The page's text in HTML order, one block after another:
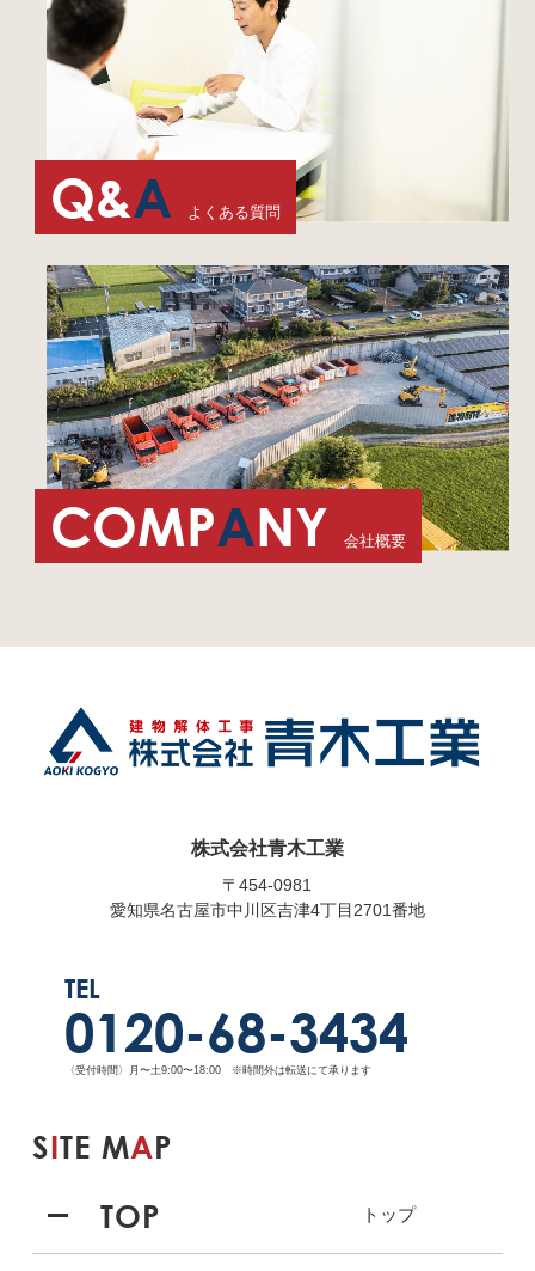
Q&A よくある質問
COMPANY 会社概要
株式会社青木工業
〒454-0981
愛知県名古屋市中川区吉津4丁目2701番地
TEL
0120-68-3434
〈受付時間〉月〜土9:00〜18:00 ※時間外は転送にて承ります
SITE MAP
TOP
トップ